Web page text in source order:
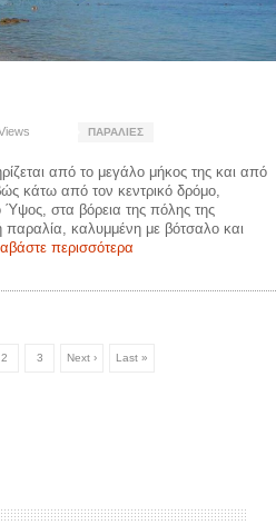
ΠΑΡΑΛΊΕΣ
από το μεγάλο μήκος της και από
κάτω από τον κεντρικό δρόμο,
Ύψος, στα βόρεια της πόλης της
παραλία, καλυμμένη με βότσαλο και
περισσότερα
2 3 Next › Last »